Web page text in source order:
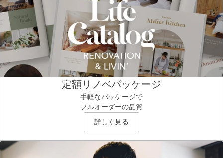
定額リノベパッケージ
手軽なパッケージで
フルオーダーの品質
詳しく見る